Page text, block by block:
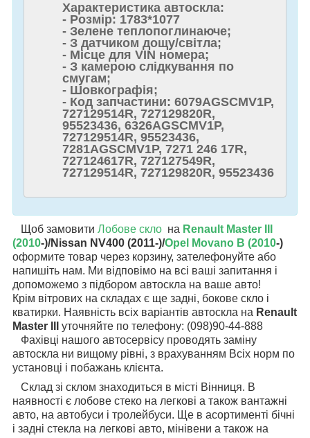
Характеристика автоскла:
- Розмір: 1783*1077
- Зелене теплопоглинаюче;
- З датчиком дощу/світла;
- Місце для VIN номера;
- З камерою слідкування по
смугам;
- Шовкографія;
- Код запчастини: 6079AGSCMV1P,
727129514R, 727129820R,
95523436, 6326AGSCMV1P,
727129514R, 95523436,
7281AGSCMV1P, 7271 246 17R,
727124617R, 727127549R,
727129514R, 727129820R, 95523436
Щоб замовити Лобове скло на Renault Master III
(2010-)/Nissan NV400 (2011-)/Opel Movano B (2010-)
оформите товар через корзину, зателефонуйте або
напишіть нам. Ми відповімо на всі ваші запитання і
допоможемо з підбором автоскла на ваше авто!
Крім вітрових на складах є ще задні, бокове скло і
кватирки. Наявність всіх варіантів автоскла на Renault
Master III уточняйте по телефону: (098)90-44-888
Фахівці нашого автосервісу проводять заміну
автоскла ни вищому рівні, з врахуванням Всіх норм по
установці і побажань клієнта.
Склад зі склом знаходиться в місті Вінниця. В
наявності є лобове стеко на легкові а також вантажні
авто, на автобуси і тролейбуси. Ще в асортименті бічні
і задні стекла на легкові авто, мінівени а також на